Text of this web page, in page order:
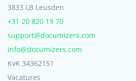
3833 LB Leusden
+31 20 820 19 70
support@documizers.com
info@documizers.com
KvK 34362151
Vacatures